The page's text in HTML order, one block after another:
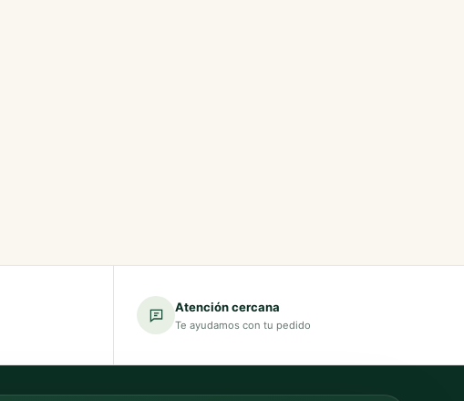
Atención cercana
Te ayudamos con tu pedido